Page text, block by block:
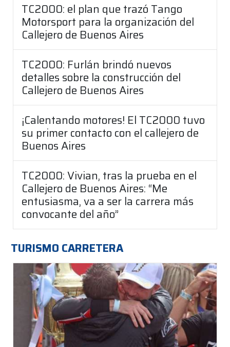
TC2000: el plan que trazó Tango
Motorsport para la organización del
Callejero de Buenos Aires
TC2000: Furlán brindó nuevos
detalles sobre la construcción del
Callejero de Buenos Aires
¡Calentando motores! El TC2000 tuvo
su primer contacto con el callejero de
Buenos Aires
TC2000: Vivian, tras la prueba en el
Callejero de Buenos Aires: “Me
entusiasma, va a ser la carrera más
convocante del año”
TURISMO CARRETERA